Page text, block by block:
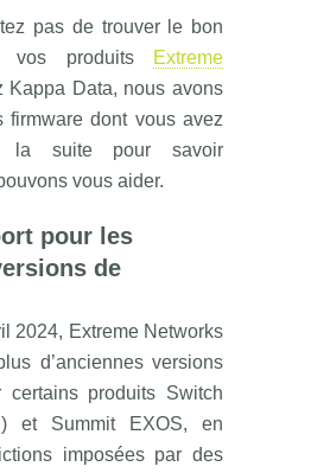
pas de trouver le bon
vos produits
Extreme
Kappa Data, nous avons
firmware dont vous avez
la suite pour savoir
vous aider.
pour les
de
2024, Extreme Networks
d’anciennes versions
certains produits Switch
et Summit EXOS, en
imposées par des